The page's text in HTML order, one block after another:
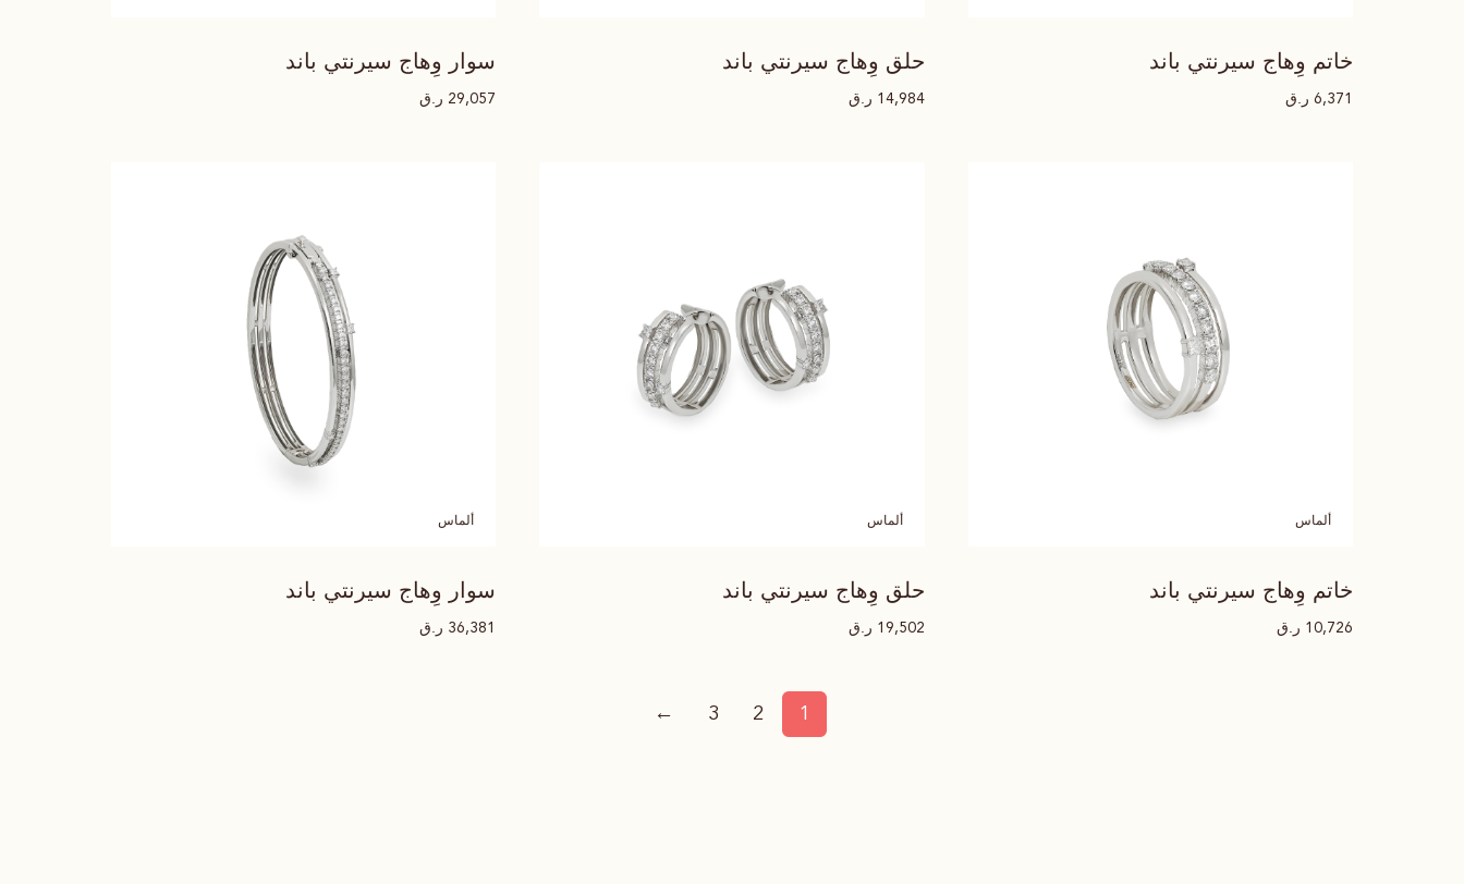
خاتم وِهاج سيرنتي باند
6,371 ر.ق
حلق وِهاج سيرنتي باند
14,984 ر.ق
سوار وِهاج سيرنتي باند
29,057 ر.ق
ألماس
خاتم وِهاج سيرنتي باند
10,726 ر.ق
ألماس
حلق وِهاج سيرنتي باند
19,502 ر.ق
ألماس
سوار وِهاج سيرنتي باند
36,381 ر.ق
1
2
3
←